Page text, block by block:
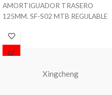
AMORTIGUADOR TRASERO
125MM. SF-S02 MTB REGULABLE
Xingcheng